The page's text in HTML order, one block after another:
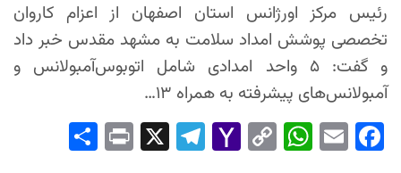
رئیس مرکز اورژانس استان اصفهان از اعزام کاروان
تخصصی پوشش امداد سلامت به مشهد مقدس خبر داد
و گفت: ۵ واحد امدادی شامل اتوبوس‌آمبولانس و
آمبولانس‌های پیشرفته به همراه ۱۳…
Fac
Em
Wh
Co
Yah
Tel
Pri